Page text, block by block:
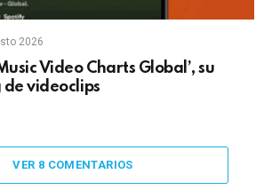
2026
Video Charts Global’, su
videoclips
VER 8 COMENTARIOS